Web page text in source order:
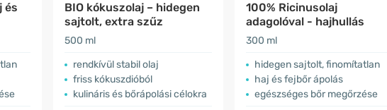
és
BIO kókuszolaj – hidegen
sajtolt, extra szűz
500 ml
rendkívül stabil olaj
friss kókuszdióból
kulináris és bőrápolási célokra
100% Ricinusolaj
adagolóval - hajhullás
300 ml
hidegen sajtolt, finomítatlan
haj és fejbőr ápolás
egészséges bőr megőrzése